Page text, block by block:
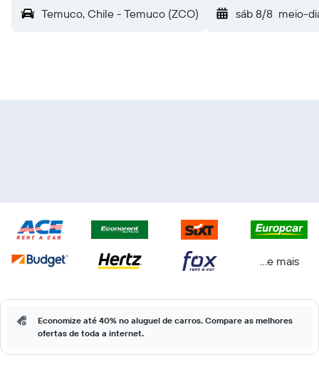
Temuco, Chile - Temuco (ZCO) sáb 8/8 meio-
...e mais
Economize até 40% no aluguel de carros. Compare as melhores
ofertas de toda a internet.